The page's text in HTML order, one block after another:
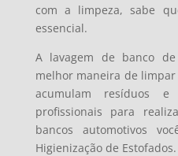
com a limpeza, sabe
essencial.
A lavagem de banco
melhor maneira de limpar
acumulam resíduos
profissionais para
bancos automotivos
Higienização de Estofados.